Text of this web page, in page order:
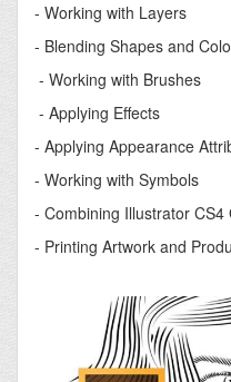
- Working with Layers
- Blending Shapes and
- Working with Brushes
- Applying Effects
- Applying Appearance
- Working with Symbols
- Combining Illustrator
- Printing Artwork and